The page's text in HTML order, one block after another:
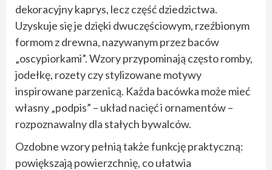
dekoracyjny kaprys, lecz część dziedzictwa.
Uzyskuje się je dzięki dwuczęściowym, rzeźbionym
formom z drewna, nazywanym przez baców
„oscypiorkami”. Wzory przypominają często romby,
jodełkę, rozety czy stylizowane motywy
inspirowane parzenicą. Każda bacówka może mieć
własny „podpis” – układ nacięć i ornamentów –
rozpoznawalny dla stałych bywalców.
Ozdobne wzory pełnią także funkcję praktyczną:
powiększają powierzchnię, co ułatwia